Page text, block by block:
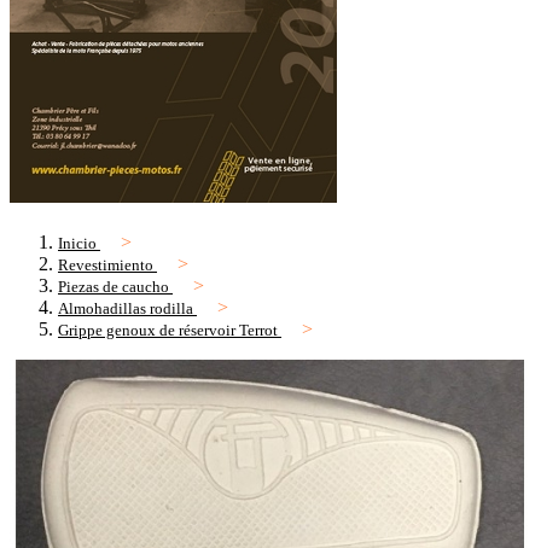
Inicio
Revestimiento
Piezas de caucho
Almohadillas rodilla
Grippe genoux de réservoir Terrot